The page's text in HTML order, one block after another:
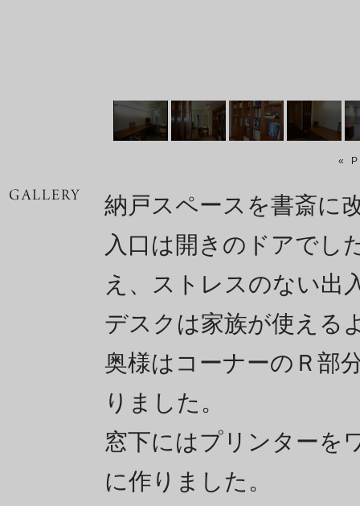
«
納戸スペースを書斎に
入口は開きのドアでし
え、ストレスのない出
デスクは家族が使える
奥様はコーナーのＲ部
りました。
窓下にはプリンターを
に作りました。